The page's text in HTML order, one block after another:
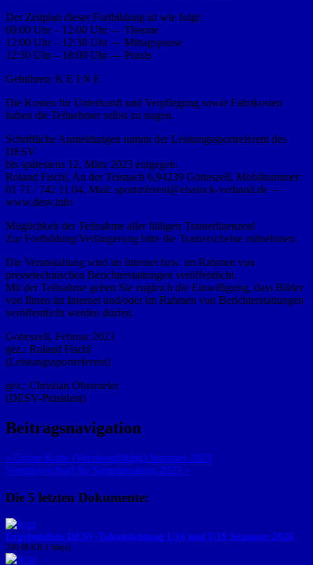
Der Zeitplan dieser Fortbildung ist wie folgt:
08:00 Uhr – 12:00 Uhr — Theorie
12:00 Uhr – 12:30 Uhr — Mittagspause
12:30 Uhr – 18:00 Uhr — Praxis
Gebühren: K E I N E
Die Kosten für Unterkunft und Verpflegung sowie Fahrtkosten
haben die Teilnehmer selbst zu tragen.
Schriftliche Anmeldungen nimmt der Leistungssportreferent des
DESV
bis spätestens 12. März 2023 entgegen.
Roland Fischl, An der Teisnach 6,94239 Gotteszell, Mobilnummer:
01 71 / 742 11 04, Mail: sportreferent@eisstock-verband.de —
www.desv.info
Möglichkeit der Teilnahme aller fälligen Trainerlizenzen!
Zur Fortbildung/Verlängerung bitte die Trainerscheine mitnehmen.
Die Veranstaltung wird im Internet bzw. im Rahmen von
pressetechnischen Berichterstattungen veröffentlicht.
Mit der Teilnahme geben Sie zugleich die Einwilligung, dass Bilder
von Ihnen im Internet und/oder im Rahmen von Berichterstattungen
veröffentlicht werden dürfen.
Gotteszell, Februar 2023
gez.: Roland Fischl
(Leistungssportreferent)
gez.: Christian Obermeier
(DESV-Präsident)
Beitragsnavigation
« Grüne Karte (Vereinssplitting) Sommer 2023
Vereinswechsel für Sommersaison 2023 »
Die 5 letzten Dokumente:
Ergebnisliste DESV-Talentsichtung U16 und U19 Sommer 2026
290.98 KB 1 file(s)